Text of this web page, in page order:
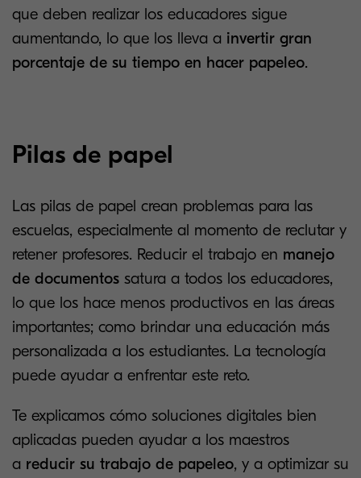
que deben realizar los educadores sigue
aumentando, lo que los lleva a invertir gran
porcentaje de su tiempo en hacer papeleo.
Pilas de papel
Las pilas de papel crean problemas para las
escuelas, especialmente al momento de reclutar y
retener profesores. Reducir el trabajo en manejo
de documentos satura a todos los educadores,
lo que los hace menos productivos en las áreas
importantes; como brindar una educación más
personalizada a los estudiantes. La tecnología
puede ayudar a enfrentar este reto.
Te explicamos cómo soluciones digitales bien
aplicadas pueden ayudar a los maestros
a reducir su trabajo de papeleo, y a optimizar su